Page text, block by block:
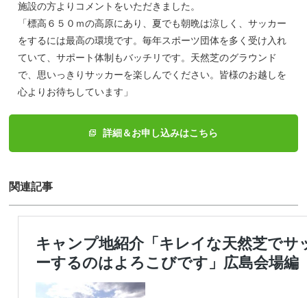
施設の方よりコメントをいただきました。
「標高６５０ｍの高原にあり、夏でも朝晩は涼しく、サッカー
をするには最高の環境です。毎年スポーツ団体を多く受け入れ
ていて、サポート体制もバッチリです。天然芝のグラウンド
で、思いっきりサッカーを楽しんでください。皆様のお越しを
心よりお待ちしています」
詳細＆お申し込みはこちら
関連記事